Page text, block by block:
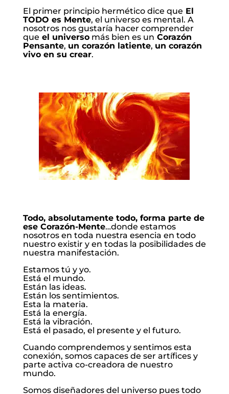
El primer principio hermético dice que El
TODO es Mente, el universo es mental. A
nosotros nos gustaría hacer comprender
que el universomás bien es un Corazón
Pensante, un corazón latiente, un corazón
vivo en su crear.
Todo, absolutamente todo, forma parte de
ese Corazón-Mente…donde estamos
nosotros en toda nuestra esencia en todo
nuestro existir y en todas la posibilidades de
nuestra manifestación.
Estamos tú y yo.
Está el mundo.
Están las ideas.
Están los sentimientos.
Esta la materia.
Está la energía.
Está la vibración.
Está el pasado, el presente y el futuro.
Cuando comprendemos y sentimos esta
conexión, somos capaces de ser artífices y
parte activa co-creadora de nuestro
mundo.
Somos diseñadores del universo pues todo